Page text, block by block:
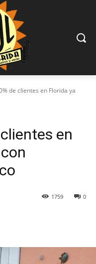
de clientes en Florida ya
en
0
1759